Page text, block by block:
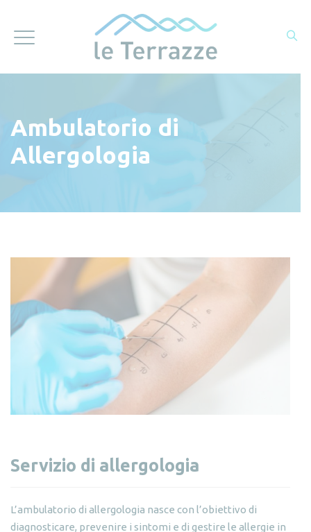
Ambulatorio di
Allergologia
Servizio di allergologia
L’ambulatorio di allergologia nasce con l’obiettivo di
diagnosticare, prevenire i sintomi e di gestire le allergie in